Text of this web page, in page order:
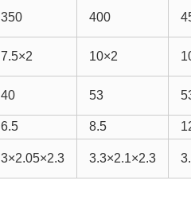
350 400
7.5×2 10×2
40 53
6.5 8.5
3×2.05×2.3 3.3×2.1×2.3